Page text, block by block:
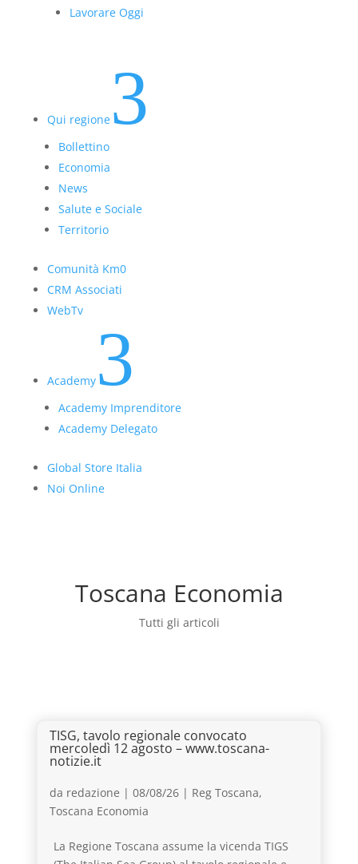
Lavorare Oggi
Qui regione3
Bollettino
Economia
News
Salute e Sociale
Territorio
Comunità Km0
CRM Associati
WebTv
Academy3
Academy Imprenditore
Academy Delegato
Global Store Italia
Noi Online
Toscana Economia
Tutti gli articoli
TISG, tavolo regionale convocato
mercoledì 12 agosto – www.toscana-
notizie.it
da redazione | 08/08/26| Reg Toscana,
Toscana Economia
La Regione Toscana assume la vicenda TIGS